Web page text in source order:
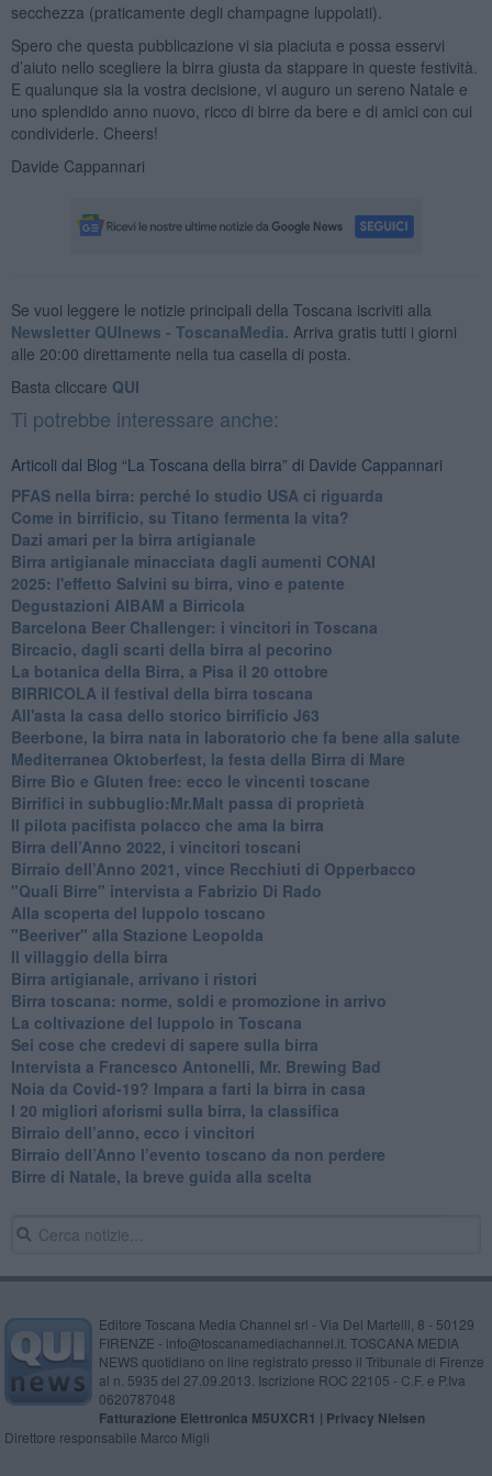
secchezza (praticamente degli champagne luppolati).
Spero che questa pubblicazione vi sia piaciuta e possa esservi
d’aiuto nello scegliere la birra giusta da stappare in queste festività.
E qualunque sia la vostra decisione, vi auguro un sereno Natale e
uno splendido anno nuovo, ricco di birre da bere e di amici con cui
condividerle. Cheers!
Davide Cappannari
Se vuoi leggere le notizie principali della Toscana iscriviti alla
Newsletter QUInews - ToscanaMedia. Arriva gratis tutti i giorni
alle 20:00 direttamente nella tua casella di posta.
Basta cliccare QUI
Ti potrebbe interessare anche:
Articoli dal Blog “La Toscana della birra” di Davide Cappannari
​PFAS nella birra: perché lo studio USA ci riguarda
​Come in birrificio, su Titano fermenta la vita?
Dazi amari per la birra artigianale
​Birra artigianale minacciata dagli aumenti CONAI
​2025: l'effetto Salvini su birra, vino e patente
​Degustazioni AIBAM a Birricola
​Barcelona Beer Challenger: i vincitori in Toscana
Bircacio, dagli scarti della birra al pecorino
​La botanica della Birra, a Pisa il 20 ottobre
BIRRICOLA il festival della birra toscana
​All'asta la casa dello storico birrificio J63
Beerbone, la birra nata in laboratorio che fa bene alla salute
Mediterranea Oktoberfest, la festa della Birra di Mare
​Birre Bio e Gluten free: ecco le vincenti toscane
​Birrifici in subbuglio:Mr.Malt passa di proprietà
​Il pilota pacifista polacco che ama la birra
​Birra dell’Anno 2022, i vincitori toscani
Birraio dell’Anno 2021, vince Recchiuti di Opperbacco
"Quali Birre" intervista a Fabrizio Di Rado
​Alla scoperta del luppolo toscano
"Beeriver" alla Stazione Leopolda
Il villaggio della birra
Birra artigianale, arrivano i ristori
Birra toscana: norme, soldi e promozione in arrivo
La coltivazione del luppolo in Toscana
Sei cose che credevi di sapere sulla birra
Intervista a Francesco Antonelli, Mr. Brewing Bad
Noia da Covid-19? Impara a farti la birra in casa
I 20 migliori aforismi sulla birra, la classifica
​Birraio dell’anno, ecco i vincitori
​Birraio dell’Anno l’evento toscano da non perdere
Birre di Natale, la breve guida alla scelta
Editore Toscana Media Channel srl - Via Dei Martelli, 8 - 50129
FIRENZE - info@toscanamediachannel.it. TOSCANA MEDIA
NEWS quotidiano on line registrato presso il Tribunale di Firenze
al n. 5935 del 27.09.2013. Iscrizione ROC 22105 - C.F. e P.Iva
0620787048
Fatturazione Elettronica M5UXCR1 | Privacy Nielsen
Direttore responsabile Marco Migli